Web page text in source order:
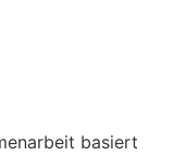
basiert